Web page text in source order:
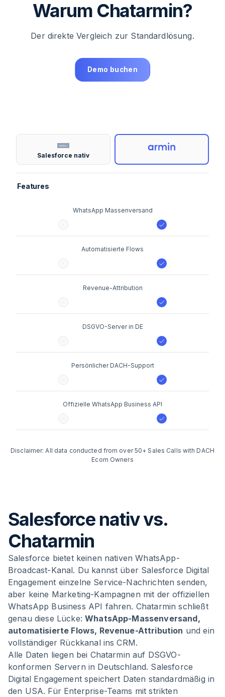
Warum Chatarmin?
Der direkte Vergleich zur Standardlösung.
Demo buchen
Salesforce nativ
Features
WhatsApp Massenversand
Automatisierte Flows
Revenue-Attribution
DSGVO-Server in DE
Persönlicher DACH-Support
Offizielle WhatsApp Business API
Disclaimer: All data conducted from over 50+ Sales Calls with DACH
Ecom Owners
Salesforce nativ vs.
Chatarmin
Salesforce bietet keinen nativen WhatsApp-
Broadcast-Kanal. Du kannst über Salesforce Digital
Engagement einzelne Service-Nachrichten senden,
aber keine Marketing-Kampagnen mit der offiziellen
WhatsApp Business API fahren. Chatarmin schließt
genau diese Lücke:WhatsApp-Massenversand,
automatisierte Flows, Revenue-Attribution und ein
vollständiger Rückkanal ins CRM.
Alle Daten liegen bei Chatarmin auf DSGVO-
konformen Servern in Deutschland. Salesforce
Digital Engagement speichert Daten standardmäßig in
den USA. Für Enterprise-Teams mit strikten